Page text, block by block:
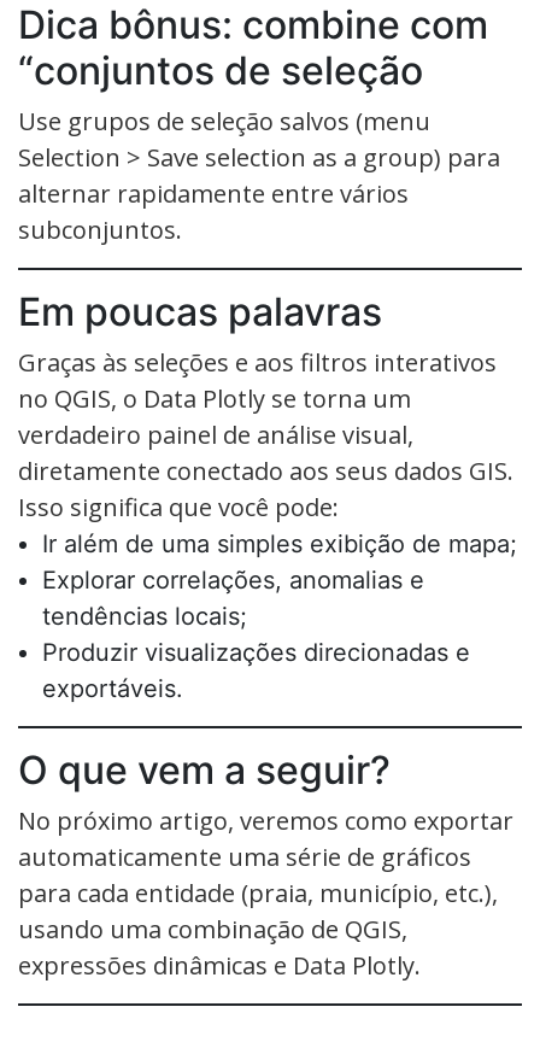
Dica bônus: combine com
“conjuntos de seleção
Use grupos de seleção salvos (menu
Selection > Save selection as a group) para
alternar rapidamente entre vários
subconjuntos.
Em poucas palavras
Graças às seleções e aos filtros interativos
no QGIS, o Data Plotly se torna um
verdadeiro painel de análise visual,
diretamente conectado aos seus dados GIS.
Isso significa que você pode:
Ir além de uma simples exibição de mapa;
Explorar correlações, anomalias e
tendências locais;
Produzir visualizações direcionadas e
exportáveis.
O que vem a seguir?
No próximo artigo, veremos como exportar
automaticamente uma série de gráficos
para cada entidade (praia, município, etc.),
usando uma combinação de QGIS,
expressões dinâmicas e Data Plotly.